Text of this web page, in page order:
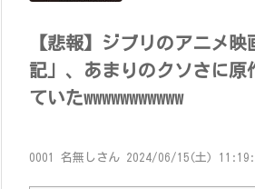
【悲報】ジブリのアニメ映
記」、あまりのクソさに原
ていたwwwwwwwwwww
0001 名無しさん 2024/06/15(土)